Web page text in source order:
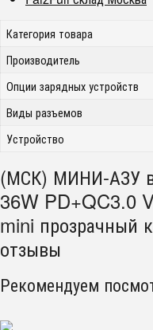
Категория товара
Производитель
Опции зарядных устройств
Виды разъемов
Устройство
(МСК) МИНИ-АЗУ
36W PD+QC3.0
mini прозрачный
отзывы
Рекомендуем